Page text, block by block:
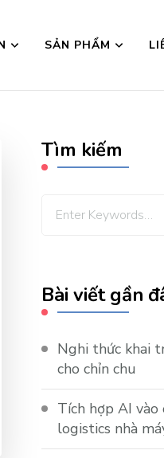
SẢN PHẨM
Tìm kiếm
Looking
Bài viết gần
Nghi thức khai
cho chỉn chu
Tích hợp AI
logistics nhà